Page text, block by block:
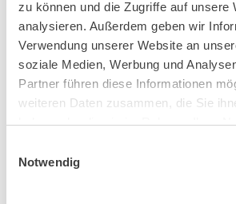
zu können und die Zugriffe auf unsere
analysieren. Außerdem geben wir
Verwendung unserer Website an
soziale Medien, Werbung und
Partner führen diese Informationen
weiteren Daten zusammen, die Sie
haben oder die sie im Rahmen Ihrer
Notwendig